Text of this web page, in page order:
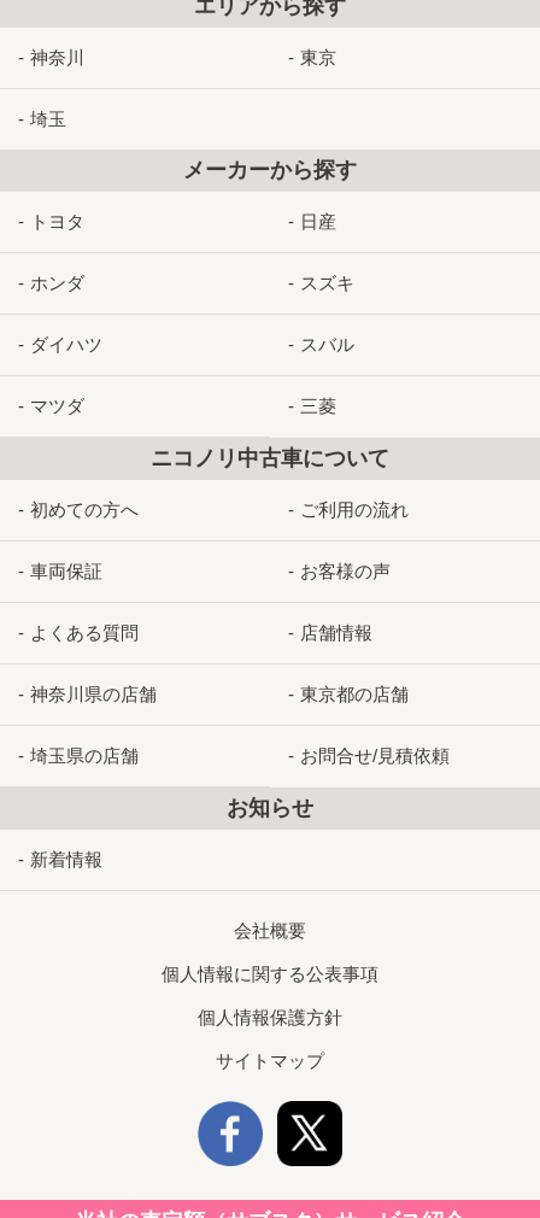
エリアから探す
神奈川 東京
埼玉
メーカーから探す
トヨタ 日産
ホンダ スズキ
ダイハツ スバル
マツダ 三菱
ニコノリ中古車について
初めての方へ ご利用の流れ
車両保証 お客様の声
よくある質問 店舗情報
神奈川県の店舗 東京都の店舗
埼玉県の店舗 お問合せ/見積依頼
お知らせ
新着情報
会社概要
個人情報に関する公表事項
個人情報保護方針
サイトマップ